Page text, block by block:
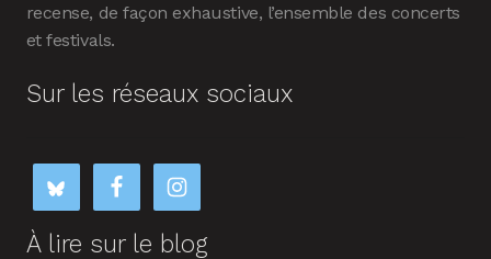
recense, de façon exhaustive, l’ensemble des concerts
et festivals.
Sur les réseaux sociaux
À lire sur le blog